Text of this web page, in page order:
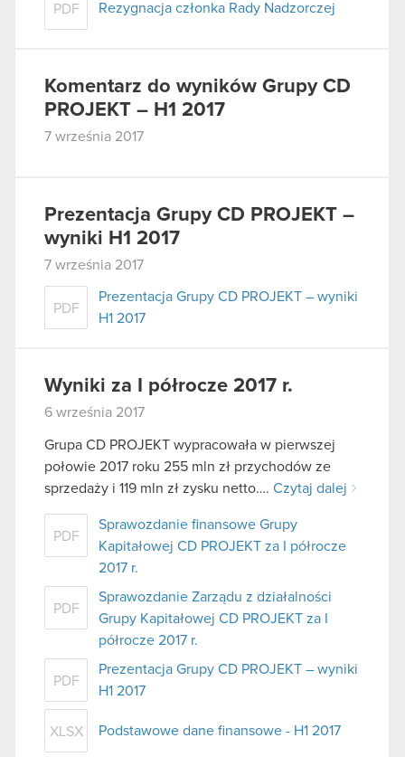
PDF Rezygnacja członka Rady Nadzorczej
Komentarz do wyników Grupy CD
PROJEKT – H1 2017
7 września 2017
Prezentacja Grupy CD PROJEKT –
wyniki H1 2017
7 września 2017
PDF
Prezentacja Grupy CD PROJEKT – wyniki
H1 2017
Wyniki za I półrocze 2017 r.
6 września 2017
Grupa CD PROJEKT wypracowała w pierwszej
połowie 2017 roku 255 mln zł przychodów ze
sprzedaży i 119 mln zł zysku netto…. Czytaj dalej
PDF
Sprawozdanie finansowe Grupy
Kapitałowej CD PROJEKT za I półrocze
2017 r.
PDF
Sprawozdanie Zarządu z działalności
Grupy Kapitałowej CD PROJEKT za I
półrocze 2017 r.
PDF
Prezentacja Grupy CD PROJEKT – wyniki
H1 2017
XLSX Podstawowe dane finansowe - H1 2017